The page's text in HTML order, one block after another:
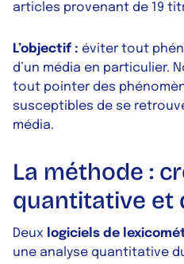
articles provenant de 19
L’objectif : éviter tout
d’un média en particulier.
tout pointer des
susceptibles de se
média.
La méthode :
quantitative et
Deux logiciels de
une analyse quantitative